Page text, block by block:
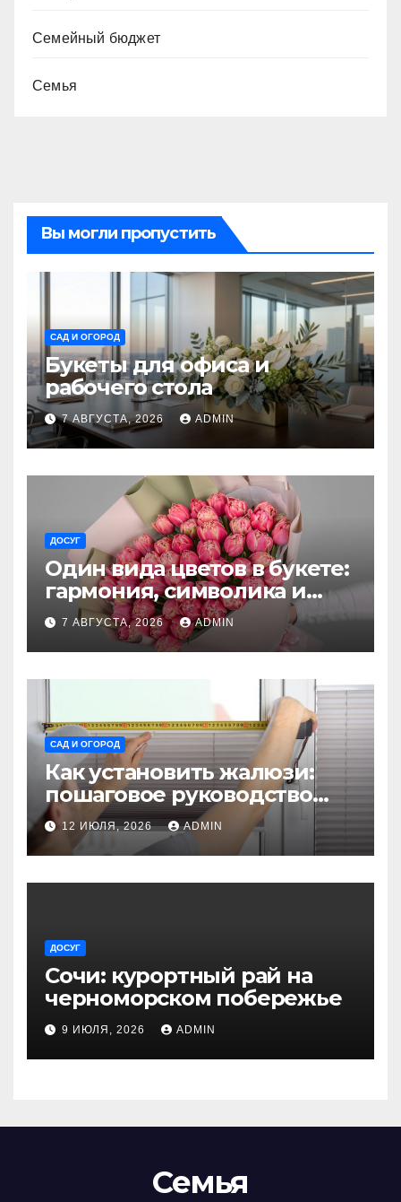
Семейный бюджет
Семья
Вы могли пропустить
САД И ОГОРОД
Букеты для офиса и
рабочего стола
7 АВГУСТА, 2026 ADMIN
ДОСУГ
Один вида цветов в букете:
гармония, символика и
секреты ухода
7 АВГУСТА, 2026 ADMIN
САД И ОГОРОД
Как установить жалюзи:
пошаговое руководство
для начинающих
12 ИЮЛЯ, 2026 ADMIN
ДОСУГ
Сочи: курортный рай на
черноморском побережье
9 ИЮЛЯ, 2026 ADMIN
Семья